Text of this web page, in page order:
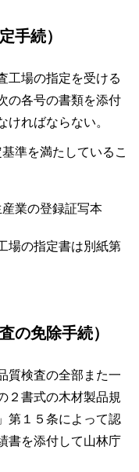
手続）
工場の指定を受ける
の各号の書類を添付
ければならない。
準を満たしているこ
業の登録証写本
場の指定書は別紙第
の免除手続）
質検査の全部また一
２書式の木材製品規
第１５条によって認
書を添付して山林庁